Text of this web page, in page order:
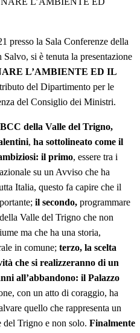
la Sala Conferenze della
si è tenuta la presentazione
L’AMBIENTE ED IL
del Dipartimento per le
del Consiglio dei Ministri.
della Valle del Trigno,
, ha sottolineato come il
il primo, essere tra i
su un Avviso che ha
Italia, questo fa capire che il
il secondo, programmare
Valle del Trigno che non
ma che ha una storia,
in comune; terzo, la scelta
che si realizzeranno di un
all’abbandono: il Palazzo
con un atto di coraggio, ha
quello che rappresenta un
Trigno e non solo. Finalmente